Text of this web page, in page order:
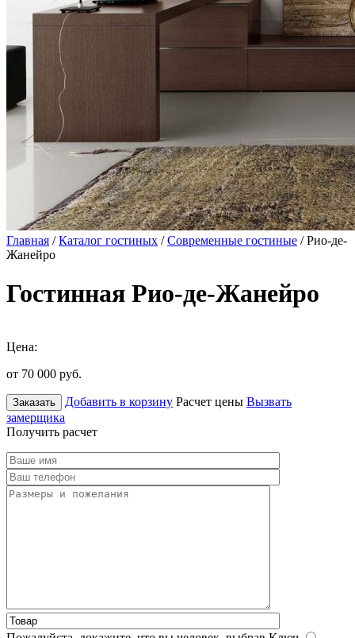
Главная /Каталог гостиных /Современные гостиные / Рио-де-
Жанейро
Гостинная Рио-де-Жанейро
Цена:
от 70 000 руб.
Заказать Добавить в корзину Расчет цены Вызвать
замерщика
Получить расчет